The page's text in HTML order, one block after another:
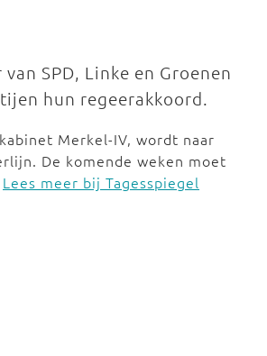
SPD, Linke en Groenen
hun regeerakkoord.
Merkel-IV, wordt naar
De komende weken moet
Lees meer bij Tagesspiegel